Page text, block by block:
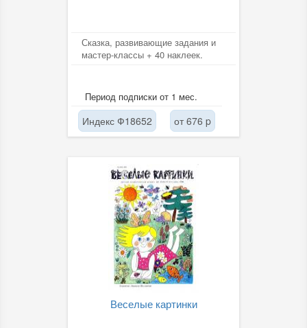
Сказка, развивающие задания и
мастер-классы + 40 наклеек.
Период подписки от 1 мес.
Индекс Ф18652 от 676 p
Веселые картинки